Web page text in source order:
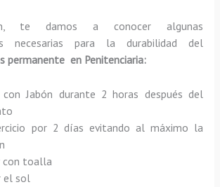
te damos a conocer algunas
necesarias para la durabilidad del
permanente en Penitenciaria:
Jabón durante 2 horas después del
por 2 días evitando al máximo la
toalla
el sol